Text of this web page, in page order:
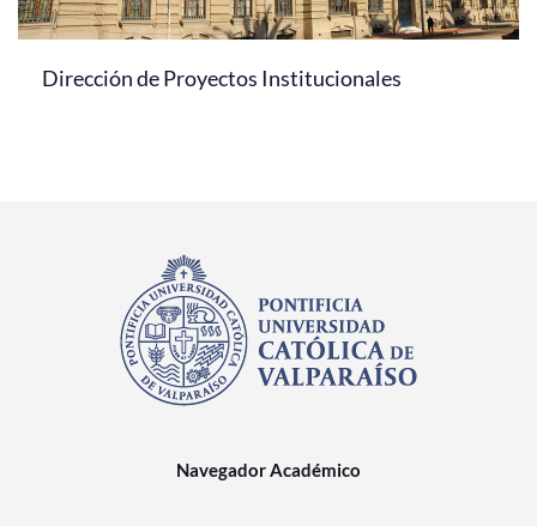
Dirección de Proyectos Institucionales
Navegador Académico